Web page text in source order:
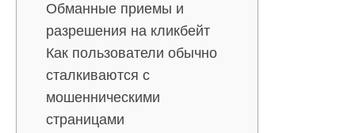
Обманные приемы и
разрешения на кликбейт
Как пользователи обычно
сталкиваются с
мошенническими
страницами